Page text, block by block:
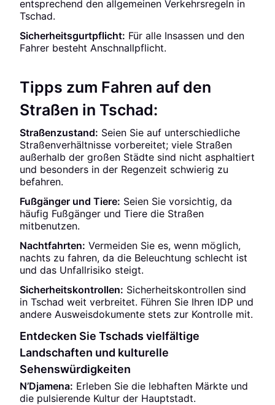
entsprechend den allgemeinen Verkehrsregeln in
Tschad.
Sicherheitsgurtpflicht: Für alle Insassen und den
Fahrer besteht Anschnallpflicht.
Tipps zum Fahren auf den
Straßen in Tschad:
Straßenzustand: Seien Sie auf unterschiedliche
Straßenverhältnisse vorbereitet; viele Straßen
außerhalb der großen Städte sind nicht asphaltiert
und besonders in der Regenzeit schwierig zu
befahren.
Fußgänger und Tiere: Seien Sie vorsichtig, da
häufig Fußgänger und Tiere die Straßen
mitbenutzen.
Nachtfahrten: Vermeiden Sie es, wenn möglich,
nachts zu fahren, da die Beleuchtung schlecht ist
und das Unfallrisiko steigt.
Sicherheitskontrollen: Sicherheitskontrollen sind
in Tschad weit verbreitet. Führen Sie Ihren IDP und
andere Ausweisdokumente stets zur Kontrolle mit.
Entdecken Sie Tschads vielfältige
Landschaften und kulturelle
Sehenswürdigkeiten
N’Djamena: Erleben Sie die lebhaften Märkte und
die pulsierende Kultur der Hauptstadt.